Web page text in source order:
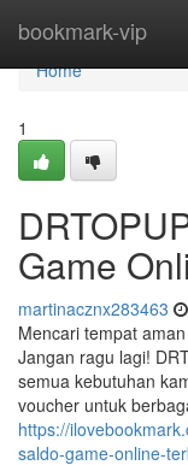
bookmark-vip
Home
Home
1
Game
martinacznx283463
Mencari tempat
Jangan ragu lagi!
semua kebutuhan
voucher untuk
https://
saldo-game-online-